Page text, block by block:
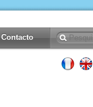
Contacto